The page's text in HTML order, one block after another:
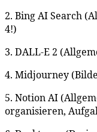
2. Bing AI Search
4!)
3. DALL-E 2
4. Midjourney
5. Notion AI
organisieren,